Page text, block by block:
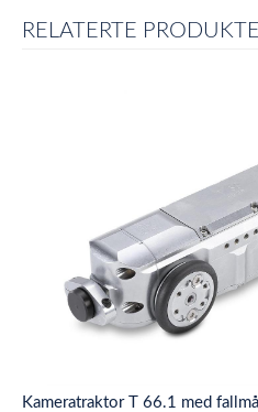
RELATERTE
Kameratraktor T 66.1 med